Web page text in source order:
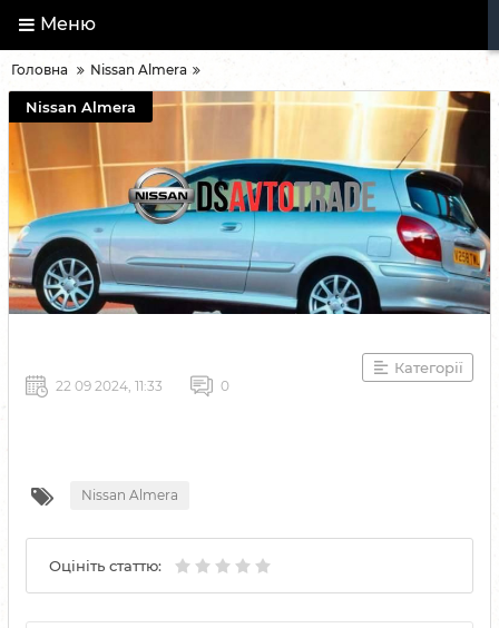
Меню
Головна Nissan Almera
Nissan Almera
Категорії
22 09 2024, 11:33 0
Nissan Almera
Оцініть статтю: